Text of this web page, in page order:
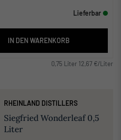
Lieferbar
IN DEN WARENKORB
0,75 Liter 12,67 €/Liter
RHEINLAND DISTILLERS
Siegfried Wonderleaf 0,5
Liter